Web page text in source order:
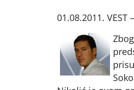
01.08.2011.